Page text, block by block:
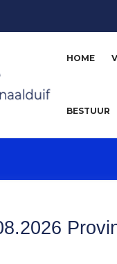
HOME
BESTUUR